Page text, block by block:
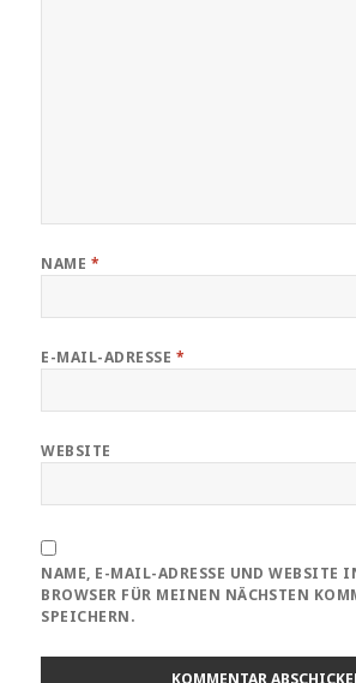
NAME *
E-MAIL-ADRESSE *
WEBSITE
NAME, E-MAIL-ADRESSE UND WEBSITE
BROWSER FÜR MEINEN NÄCHSTEN
SPEICHERN.